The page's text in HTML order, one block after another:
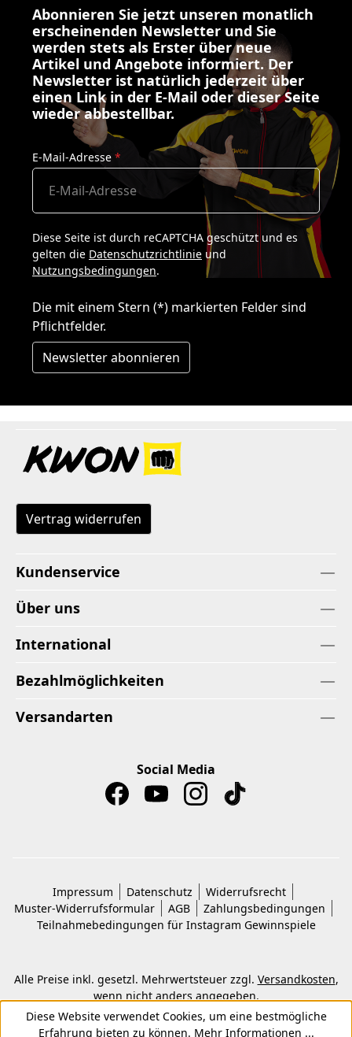
Abonnieren Sie jetzt unseren monatlich
erscheinenden Newsletter und Sie
werden stets als Erster über neue
Artikel und Angebote informiert. Der
Newsletter ist natürlich jederzeit über
einen Link in der E-Mail oder dieser Seite
wieder abbestellbar.
E-Mail-Adresse *
Diese Seite ist durch reCAPTCHA geschützt und es
gelten die Datenschutzrichtlinie und
Nutzungsbedingungen.
Die mit einem Stern (*) markierten Felder sind
Pflichtfelder.
Newsletter abonnieren
Vertrag widerrufen
Kundenservice
Über uns
International
Bezahlmöglichkeiten
Versandarten
Social Media
Impressum Datenschutz
Widerrufsrecht
Muster-Widerrufsformular
AGB
Zahlungsbedingungen
Teilnahmebedingungen für Instagram Gewinnspiele
Alle Preise inkl. gesetzl. Mehrwertsteuer zzgl. Versandkosten,
wenn nicht anders angegeben.
© 2026 Copyright © Kwon KG. Alle Rechte vorbehalten.
Diese Website verwendet Cookies, um eine bestmögliche
Erfahrung bieten zu können. Mehr Informationen ...